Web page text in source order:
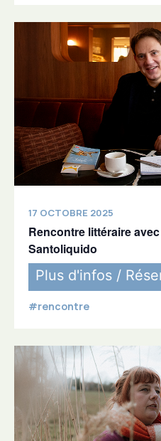
17 OCTOBRE 2025
Rencontre littéraire
Santoliquido
Plus d'infos /
#rencontre